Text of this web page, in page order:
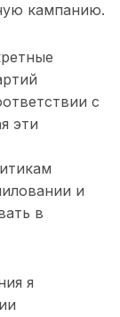
кампанию.
с
эти
и
в
я